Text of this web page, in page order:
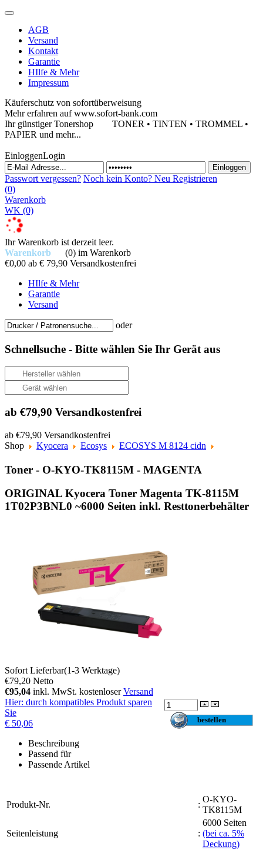
AGB
Versand
Kontakt
Garantie
HIlfe & Mehr
Impressum
Käuferschutz von sofortüberweisung
Mehr erfahren auf www.sofort-bank.com
Ihr günstiger Tonershop TONER • TINTEN • TROMMEL •
PAPIER und mehr...
EinloggenLogin
Passwort vergessen? Noch kein Konto? Neu Registrieren
(0)
Warenkorb
WK (0)
Ihr Warenkorb ist derzeit leer.
Warenkorb
(0) im Warenkorb
€0,00 ab € 79,90 Versandkostenfrei
HIlfe & Mehr
Garantie
Versand
oder
Schnellsuche - Bitte wählen Sie Ihr Gerät aus
ab €79,90 Versandkostenfrei
ab €79,90 Versandkostenfrei
Shop
Kyocera Ecosys ECOSYS M 8124 cidn
Toner - O-KYO-TK8115M - MAGENTA
ORIGINAL Kyocera Toner Magenta TK-8115M
1T02P3BNL0 ~6000 Seiten inkl. Resttonerbehälter
Sofort Lieferbar(1-3 Werktage)
€79,20 Netto
€95,04 inkl. MwSt. kostenloserVersand
Hier: durch kompatibles Produkt sparen
Sie
€ 50,06
Beschreibung
Passend für
Passende Artikel
Produkt-Nr. :
O-KYO-
TK8115M
Seitenleistung :
6000 Seiten
(bei ca. 5%
Deckung)